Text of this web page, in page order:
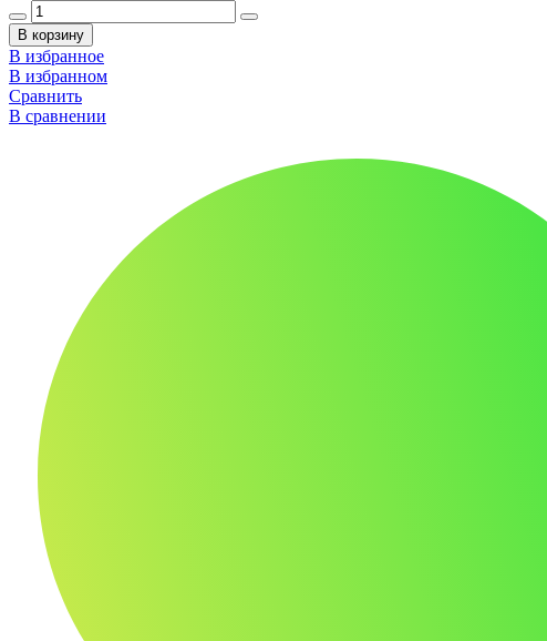
В корзину
В избранное
В избранном
Сравнить
В сравнении